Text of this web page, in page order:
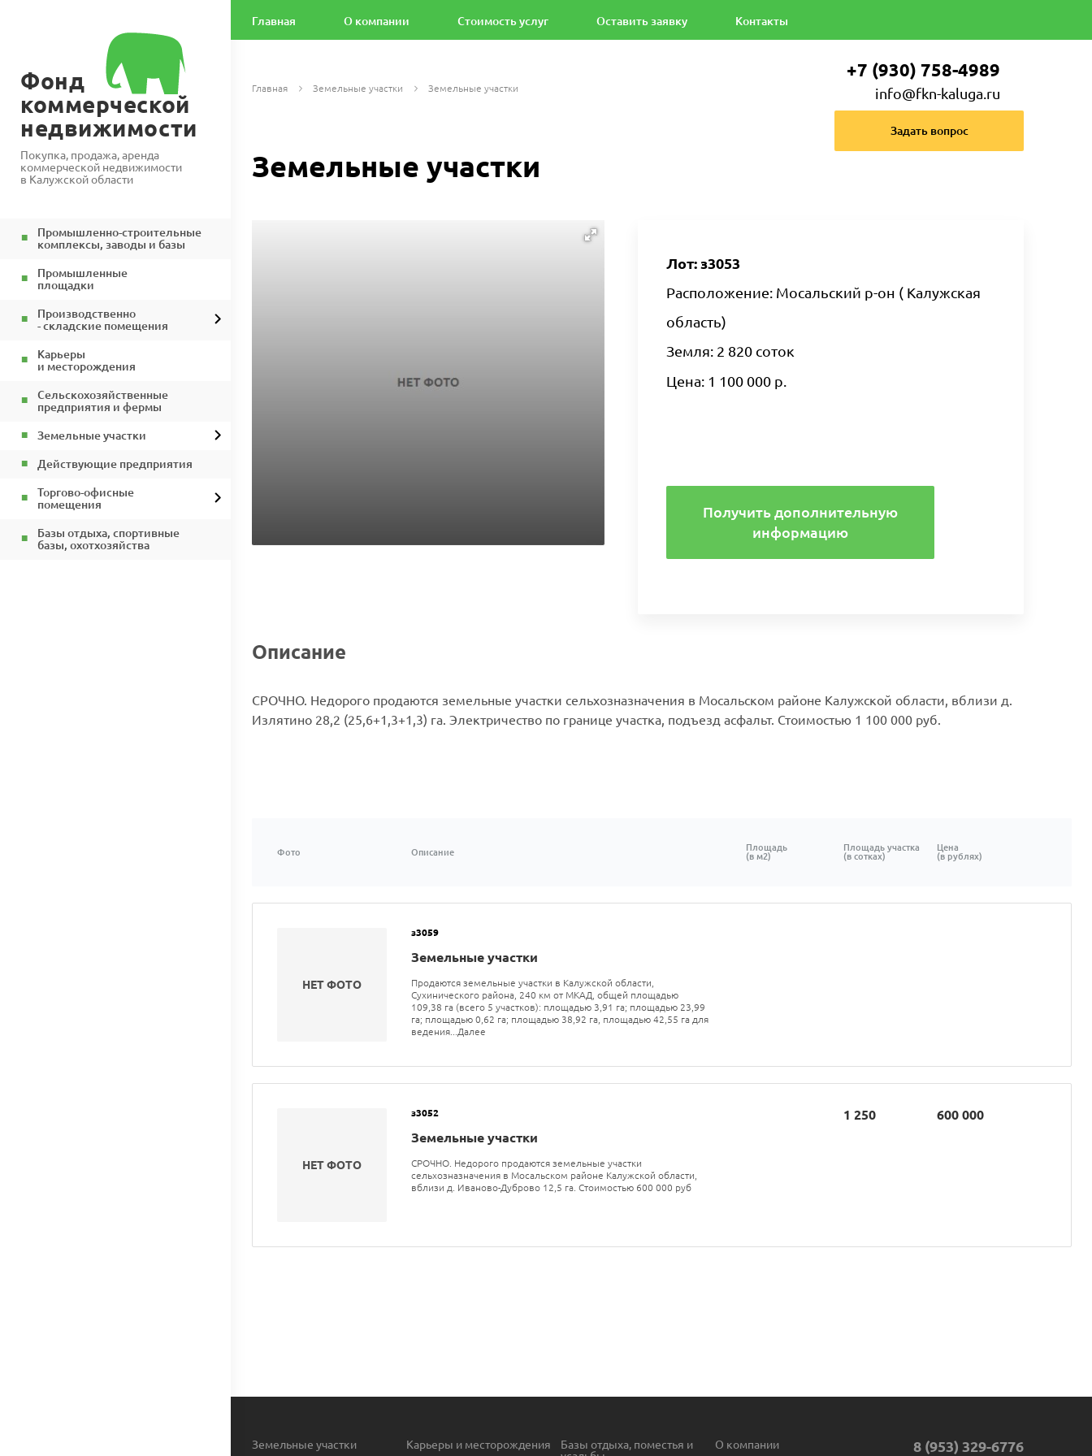
+7 (930) 758-4989
info@fkn-kaluga.ru
Задать вопрос
Фонд
коммерческой
недвижимости
Покупка, продажа, аренда
коммерческой недвижимости
в Калужской области
Главная О компании Стоимость услуг Оставить заявку Контакты
Промышленно-строительные
комплексы, заводы и базы
Промышленные
площадки
Производственно
- складские помещения
Карьеры
и месторождения
Сельскохозяйственные
предприятия и фермы
Земельные участки
Действующие предприятия
Торгово-офисные
помещения
Базы отдыха, спортивные
базы, охотхозяйства
Главная Земельные участки Земельные участки
Земельные участки
Лот: з3053
Расположение: Мосальский р-он ( Калужская
область)
Земля: 2 820 соток
Цена: 1 100 000 р.
Получить дополнительную
информацию
Описание
СРОЧНО. Недорого продаются земельные участки сельхозназначения в Мосальском районе Калужской области, вблизи д.
Излятино 28,2 (25,6+1,3+1,3) га. Электричество по границе участка, подъезд асфальт. Стоимостью 1 100 000 руб.
Фото Описание
Площадь
(в м2)
Площадь участка
(в сотках)
Цена
(в рублях)
НЕТ ФОТО
з3059
Земельные участки
Продаются земельные участки в Калужской области,
Сухинического района, 240 км от МКАД, общей площадью
109,38 га (всего 5 участков): площадью 3,91 га; площадью 23,99
га; площадью 0,62 га; площадью 38,92 га, площадью 42,55 га для
ведения...Далее
НЕТ ФОТО
з3052
Земельные участки
СРОЧНО. Недорого продаются земельные участки
сельхозназначения в Мосальском районе Калужской области,
вблизи д. Иваново-Дуброво 12,5 га. Стоимостью 600 000 руб
1 250 600 000
Земельные участки Карьеры и месторождения
Базы отдыха, поместья и
О компании 8 (953) 329-6776